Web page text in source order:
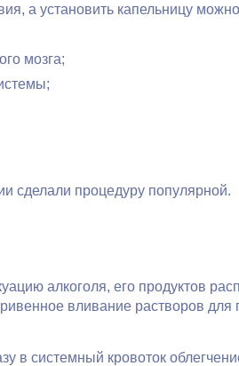
а установить капельницу
мозга;
сделали процедуру популярной.
алкоголя, его продуктов
вливание растворов
в системный кровоток